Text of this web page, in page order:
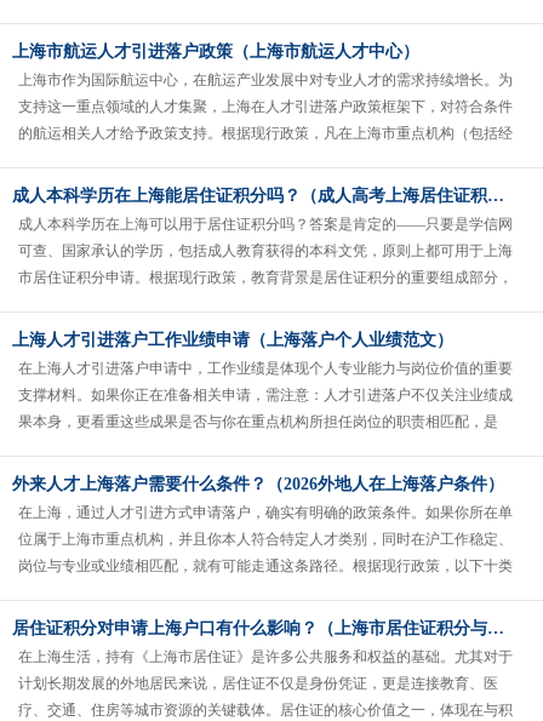
上海市航运人才引进落户政策（上海市航运人才中心）
上海市作为国际航运中心，在航运产业发展中对专业人才的需求持续增长。为
支持这一重点领域的人才集聚，上海在人才引进落户政策框架下，对符合条件
的航运相关人才给予政策支持。根据现行政策，凡在上海市重点机构（包括经
成人本科学历在上海能居住证积分吗？（成人高考上海居住证积分吗？）
成人本科学历在上海可以用于居住证积分吗？答案是肯定的——只要是学信网
可查、国家承认的学历，包括成人教育获得的本科文凭，原则上都可用于上海
市居住证积分申请。根据现行政策，教育背景是居住证积分的重要组成部分，
上海人才引进落户工作业绩申请（上海落户个人业绩范文）
在上海人才引进落户申请中，工作业绩是体现个人专业能力与岗位价值的重要
支撑材料。如果你正在准备相关申请，需注意：人才引进落户不仅关注业绩成
果本身，更看重这些成果是否与你在重点机构所担任岗位的职责相匹配，是
外来人才上海落户需要什么条件？（2026外地人在上海落户条件）
在上海，通过人才引进方式申请落户，确实有明确的政策条件。如果你所在单
位属于上海市重点机构，并且你本人符合特定人才类别，同时在沪工作稳定、
岗位与专业或业绩相匹配，就有可能走通这条路径。根据现行政策，以下十类
居住证积分对申请上海户口有什么影响？（上海市居住证积分与上海户口的区别）
在上海生活，持有《上海市居住证》是许多公共服务和权益的基础。尤其对于
计划长期发展的外地居民来说，居住证不仅是身份凭证，更是连接教育、医
疗、交通、住房等城市资源的关键载体。居住证的核心价值之一，体现在与积